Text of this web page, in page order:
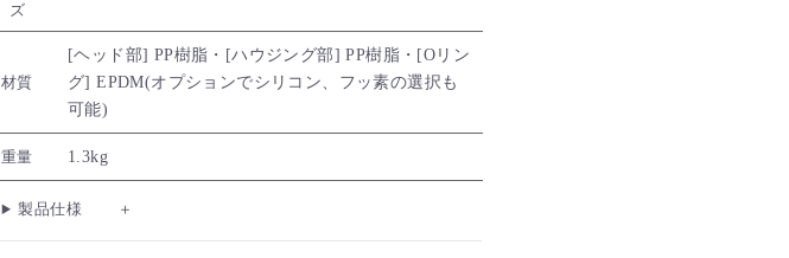
ズ
材質
[ヘッド部] PP樹脂・[ハウジング部] PP樹脂・[Oリン
グ] EPDM(オプションでシリコン、フッ素の選択も
可能)
重量 1.3kg
製品仕様